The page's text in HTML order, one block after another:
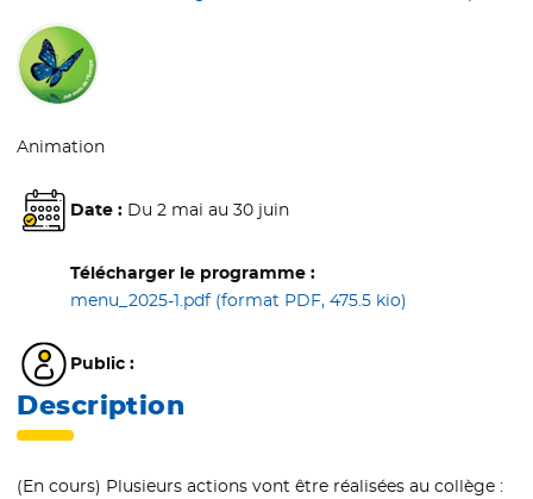
Animation
Date : Du 2 mai au 30 juin
Télécharger le programme :
menu_2025-1.pdf (format PDF, 475.5 kio)
Public :
Description
(En cours) Plusieurs actions vont être réalisées au collège :